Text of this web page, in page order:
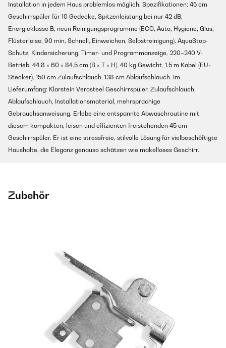
Installation in jedem Haus problemlos möglich. Spezifikationen: 45 cm
Geschirrspüler für 10 Gedecke, Spitzenleistung bei nur 42 dB,
Energieklasse B, neun Reinigungsprogramme (ECO, Auto, Hygiene, Glas,
Flüsterleise, 90 min, Schnell, Einweichen, Selbstreinigung), AquaStop-
Schutz, Kindersicherung, Timer- und Programmanzeige, 220~240 V-
Betrieb, 44,8 × 60 × 84,5 cm (B × T × H), 40 kg Gewicht, 1,5 m Kabel (EU-
Stecker), 150 cm Zulaufschlauch, 138 cm Ablaufschlauch. Im
Lieferumfang: Klarstein Verosteel Geschirrspüler, Zulaufschlauch,
Ablaufschlauch, Installationsmaterial, mehrsprachige
Gebrauchsanweisung. Erlebe eine entspannte Abwaschroutine mit
diesem kompakten, leisen und effizienten freistehenden 45 cm
Geschirrspüler. Er ist eine stressfreie, stilvolle Lösung für vielbeschäftigte
Haushalte, die Eleganz genauso schätzen wie makelloses Geschirr.
Zubehör